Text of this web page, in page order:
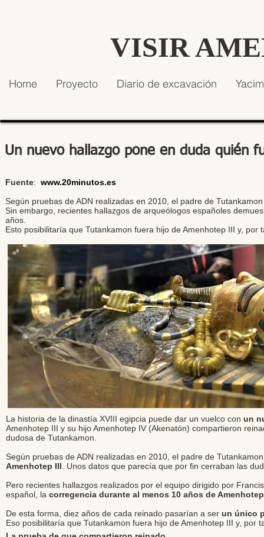
VISIR
Home Proyecto Diario de excavación
Un nuevo hallazgo pone en duda quién
Fuente:
Según pruebas de ADN realizadas en 2010, el padre de
Sin embargo, recientes hallazgos de arqueólogos españoles
años.
Esto posibilitaría que Tutankamon fuera hijo de Amenhotep III y, por
www.20minutos.es
La historia de la dinastía XVIII egipcia puede dar un vuelco con un
Amenhotep III y su hijo Amenhotep IV (Akenatón) compartieron
dudosa de Tutankamon.
Según pruebas de ADN realizadas en 2010, el padre de
Amenhotep III . Unos datos que parecía que por fin cerraban las
Pero recientes hallazgos realizados por el equipo dirigido por
español, la corregencia durante al menos 10 años de
De esta forma, diez años de cada reinado pasarían a ser un único
Eso posibilitaría que Tutankamon fuera hijo de Amenhotep III y, por